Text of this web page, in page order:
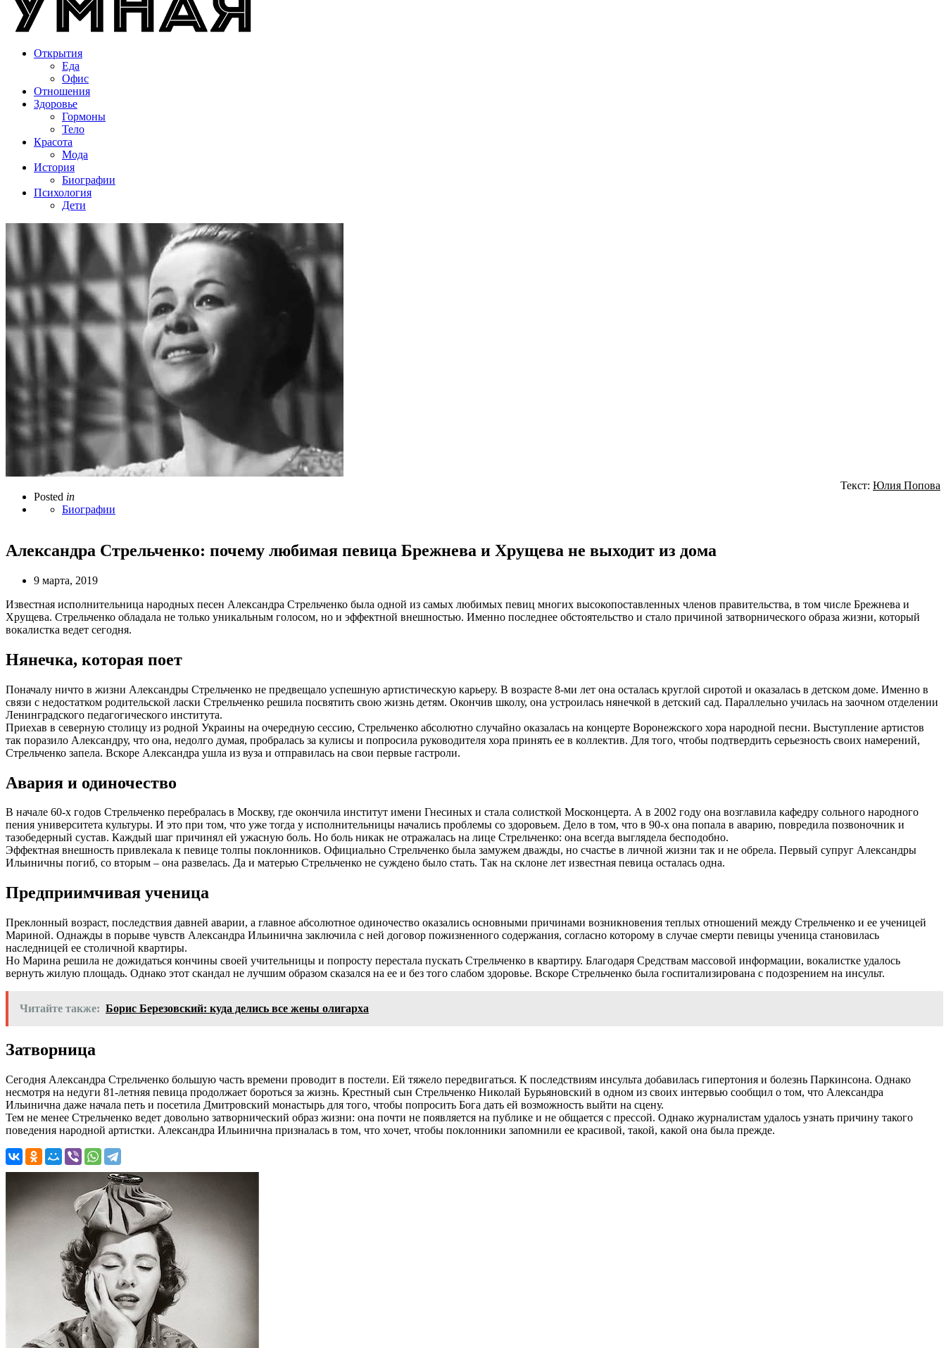
Открытия
Еда
Офис
Отношения
Здоровье
Гормоны
Тело
Красота
Мода
История
Биографии
Психология
Дети
Posted in
Биографии
Текст: Юлия Попова
Александра Стрельченко: почему любимая певица Брежнева и Хрущева не выходит из дома
9 марта, 2019
Известная исполнительница народных песен Александра Стрельченко была одной из самых любимых певиц многих высокопоставленных членов правительства, в том числе Брежнева и
Хрущева. Стрельченко обладала не только уникальным голосом, но и эффектной внешностью. Именно последнее обстоятельство и стало причиной затворнического образа жизни, который
вокалистка ведет сегодня.
Нянечка, которая поет
Поначалу ничто в жизни Александры Стрельченко не предвещало успешную артистическую карьеру. В возрасте 8-ми лет она осталась круглой сиротой и оказалась в детском доме. Именно в
связи с недостатком родительской ласки Стрельченко решила посвятить свою жизнь детям. Окончив школу, она устроилась нянечкой в детский сад. Параллельно училась на заочном отделении
Ленинградского педагогического института.
Приехав в северную столицу из родной Украины на очередную сессию, Стрельченко абсолютно случайно оказалась на концерте Воронежского хора народной песни. Выступление артистов
так поразило Александру, что она, недолго думая, пробралась за кулисы и попросила руководителя хора принять ее в коллектив. Для того, чтобы подтвердить серьезность своих намерений,
Стрельченко запела. Вскоре Александра ушла из вуза и отправилась на свои первые гастроли.
Авария и одиночество
В начале 60-х годов Стрельченко перебралась в Москву, где окончила институт имени Гнесиных и стала солисткой Москонцерта. А в 2002 году она возглавила кафедру сольного народного
пения университета культуры. И это при том, что уже тогда у исполнительницы начались проблемы со здоровьем. Дело в том, что в 90-х она попала в аварию, повредила позвоночник и
тазобедерный сустав. Каждый шаг причинял ей ужасную боль. Но боль никак не отражалась на лице Стрельченко: она всегда выглядела бесподобно.
Эффектная внешность привлекала к певице толпы поклонников. Официально Стрельченко была замужем дважды, но счастье в личной жизни так и не обрела. Первый супруг Александры
Ильиничны погиб, со вторым – она развелась. Да и матерью Стрельченко не суждено было стать. Так на склоне лет известная певица осталась одна.
Предприимчивая ученица
Преклонный возраст, последствия давней аварии, а главное абсолютное одиночество оказались основными причинами возникновения теплых отношений между Стрельченко и ее ученицей
Мариной. Однажды в порыве чувств Александра Ильинична заключила с ней договор пожизненного содержания, согласно которому в случае смерти певицы ученица становилась
наследницей ее столичной квартиры.
Но Марина решила не дожидаться кончины своей учительницы и попросту перестала пускать Стрельченко в квартиру. Благодаря Средствам массовой информации, вокалистке удалось
вернуть жилую площадь. Однако этот скандал не лучшим образом сказался на ее и без того слабом здоровье. Вскоре Стрельченко была госпитализирована с подозрением на инсульт.
Читайте также: Борис Березовский: куда делись все жены олигарха
Затворница
Сегодня Александра Стрельченко большую часть времени проводит в постели. Ей тяжело передвигаться. К последствиям инсульта добавилась гипертония и болезнь Паркинсона. Однако
несмотря на недуги 81-летняя певица продолжает бороться за жизнь. Крестный сын Стрельченко Николай Бурьяновский в одном из своих интервью сообщил о том, что Александра
Ильинична даже начала петь и посетила Дмитровский монастырь для того, чтобы попросить Бога дать ей возможность выйти на сцену.
Тем не менее Стрельченко ведет довольно затворнический образ жизни: она почти не появляется на публике и не общается с прессой. Однако журналистам удалось узнать причину такого
поведения народной артистки. Александра Ильинична призналась в том, что хочет, чтобы поклонники запомнили ее красивой, такой, какой она была прежде.